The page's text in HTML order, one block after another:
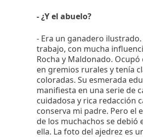
- ¿Y el abuelo?
- Era un ganadero
trabajo, con mucha
Rocha y Maldonado.
en gremios rurales y tenía
coloradas. Su esmerada
manifiesta en una serie de
cuidadosa y rica redacción
conserva mi padre. Pero el
de los muchachos se debió
ella. La foto del ajedrez es